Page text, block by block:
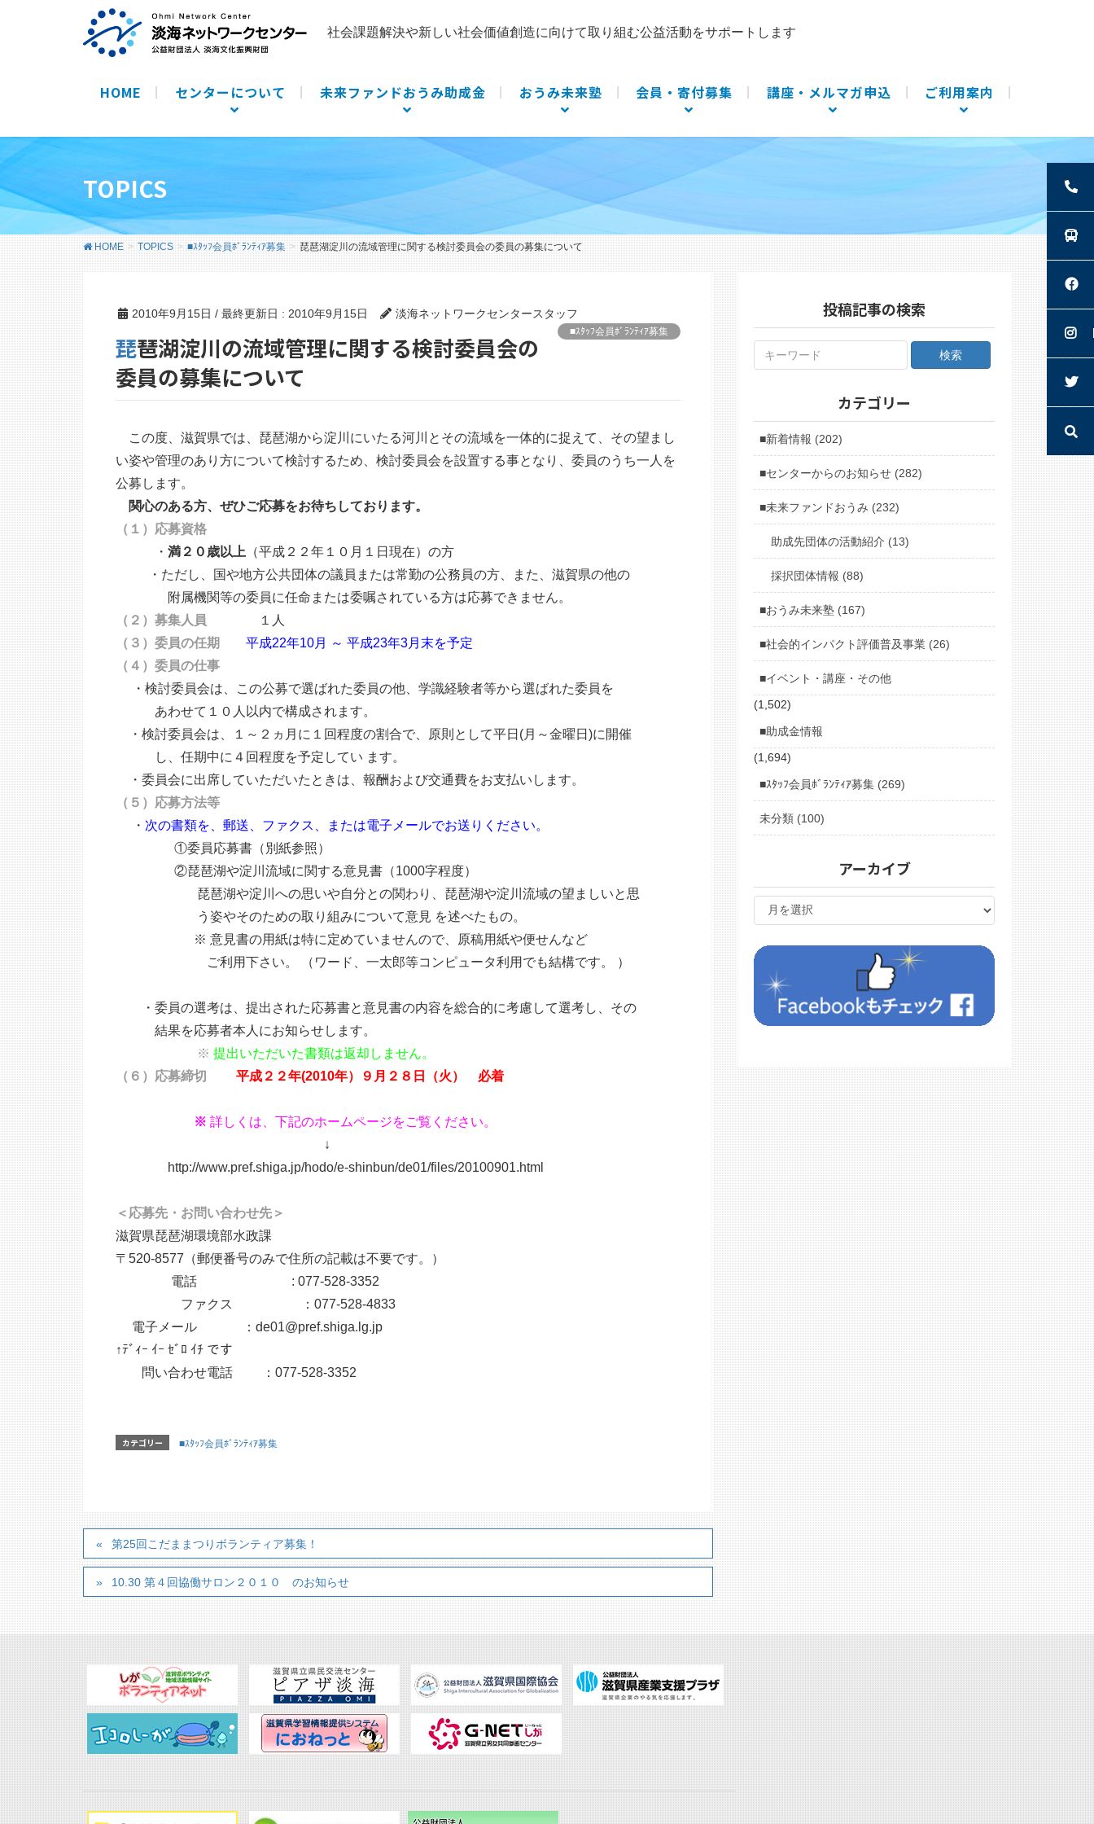
社会課題解決や新しい社会価値創造に向けて取り組む公益活動をサポートします
HOME センターについて 未来ファンドおうみ助成金 おうみ未来塾 会員・寄付募集 講座・メルマガ申込 ご利用案内
TOPICS
HOME TOPICS ■ｽﾀｯﾌ会員ﾎﾞﾗﾝﾃｨｱ募集 琵琶湖淀川の流域管理に関する検討委員会の委員の募集について
2010年9月15日 / 最終更新日 : 2010年9月15日 淡海ネットワークセンタースタッフ
■ｽﾀｯﾌ会員ﾎﾞﾗﾝﾃｨｱ募集
琵琶湖淀川の流域管理に関する検討委員会の
委員の募集について
この度、滋賀県では、琵琶湖から淀川にいたる河川とその流域を一体的に捉えて、その望まし
い姿や管理のあり方について検討するため、検討委員会を設置する事となり、委員のうち一人を
公募します。
関心のある方、ぜひご応募をお待ちしております。
（１）応募資格
・ 満２０歳以上 （平成２２年１０月１日現在）の方
・ただし、国や地方公共団体の議員または常勤の公務員の方、また、滋賀県の他の
附属機関等の委員に任命または委嘱されている方は応募できません。
（２）募集人員
１人
（３）委員の任期
平成22年10月 ～ 平成23年3月末を予定
（４）委員の仕事
・検討委員会は、この公募で選ばれた委員の他、学識経験者等から選ばれた委員を
あわせて１０人以内で構成されます。
・検討委員会は、１～２ヵ月に１回程度の割合で、原則として平日(月～金曜日)に開催
し、任期中に４回程度を予定してい ます。
・委員会に出席していただいたときは、報酬および交通費をお支払いします。
（５）応募方法等
・ 次の書類を、郵送、ファクス、または電子メールでお送りください。
①委員応募書（別紙参照）
②琵琶湖や淀川流域に関する意見書（1000字程度）
琵琶湖や淀川への思いや自分との関わり、琵琶湖や淀川流域の望ましいと思
う姿やそのための取り組みについて意見 を述べたもの。
※ 意見書の用紙は特に定めていませんので、原稿用紙や便せんなど
ご利用下さい。 （ワード、一太郎等コンピュータ利用でも結構です。 ）
・委員の選考は、提出された応募書と意見書の内容を総合的に考慮して選考し、その
結果を応募者本人にお知らせします。
※ 提出いただいた書類は返却しません。
（６）応募締切
平成２２年(2010年）９月２８日（火） 必着
※ 詳しくは、下記のホームページをご覧ください。
↓
http://www.pref.shiga.jp/hodo/e-shinbun/de01/files/20100901.html
＜応募先・お問い合わせ先＞
滋賀県琵琶湖環境部水政課
〒520-8577（郵便番号のみで住所の記載は不要です。）
電話 : 077-528-3352
ファクス ：077-528-4833
電子メール ：de01@pref.shiga.lg.jp
↑ﾃﾞｨｰ ｲｰ ｾﾞﾛ ｲﾁ です
問い合わせ電話 ：077-528-3352
カテゴリー ■ｽﾀｯﾌ会員ﾎﾞﾗﾝﾃｨｱ募集
第25回こだままつりボランティア募集！
10.30 第４回協働サロン２０１０ のお知らせ
投稿記事の検索
カテゴリー
■新着情報 (202)
■センターからのお知らせ (282)
■未来ファンドおうみ (232)
助成先団体の活動紹介 (13)
採択団体情報 (88)
■おうみ未来塾 (167)
■社会的インパクト評価普及事業 (26)
■イベント・講座・その他
(1,502)
■助成金情報
(1,694)
■ｽﾀｯﾌ会員ﾎﾞﾗﾝﾃｨｱ募集 (269)
未分類 (100)
アーカイブ